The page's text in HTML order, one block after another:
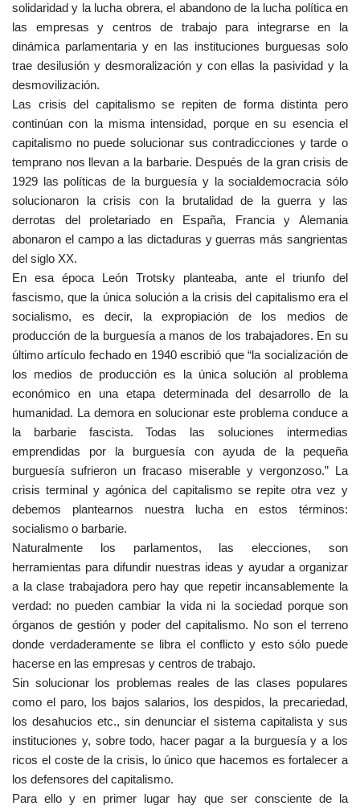
solidaridad y la lucha obrera, el abandono de la lucha política en
las empresas y centros de trabajo para integrarse en la
dinámica parlamentaria y en las instituciones burguesas solo
trae desilusión y desmoralización y con ellas la pasividad y la
desmovilización.
Las crisis del capitalismo se repiten de forma distinta pero
continúan con la misma intensidad, porque en su esencia el
capitalismo no puede solucionar sus contradicciones y tarde o
temprano nos llevan a la barbarie. Después de la gran crisis de
1929 las políticas de la burguesía y la socialdemocracia sólo
solucionaron la crisis con la brutalidad de la guerra y las
derrotas del proletariado en España, Francia y Alemania
abonaron el campo a las dictaduras y guerras más sangrientas
del siglo XX.
En esa época León Trotsky planteaba, ante el triunfo del
fascismo, que la única solución a la crisis del capitalismo era el
socialismo, es decir, la expropiación de los medios de
producción de la burguesía a manos de los trabajadores. En su
último artículo fechado en 1940 escribió que “la socialización de
los medios de producción es la única solución al problema
económico en una etapa determinada del desarrollo de la
humanidad. La demora en solucionar este problema conduce a
la barbarie fascista. Todas las soluciones intermedias
emprendidas por la burguesía con ayuda de la pequeña
burguesía sufrieron un fracaso miserable y vergonzoso.” La
crisis terminal y agónica del capitalismo se repite otra vez y
debemos plantearnos nuestra lucha en estos términos:
socialismo o barbarie.
Naturalmente los parlamentos, las elecciones, son
herramientas para difundir nuestras ideas y ayudar a organizar
a la clase trabajadora pero hay que repetir incansablemente la
verdad: no pueden cambiar la vida ni la sociedad porque son
órganos de gestión y poder del capitalismo. No son el terreno
donde verdaderamente se libra el conflicto y esto sólo puede
hacerse en las empresas y centros de trabajo.
Sin solucionar los problemas reales de las clases populares
como el paro, los bajos salarios, los despidos, la precariedad,
los desahucios etc., sin denunciar el sistema capitalista y sus
instituciones y, sobre todo, hacer pagar a la burguesía y a los
ricos el coste de la crisis, lo único que hacemos es fortalecer a
los defensores del capitalismo.
Para ello y en primer lugar hay que ser consciente de la